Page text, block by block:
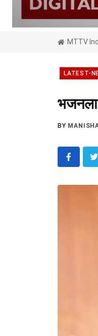
MTTV
LATEST-
BY